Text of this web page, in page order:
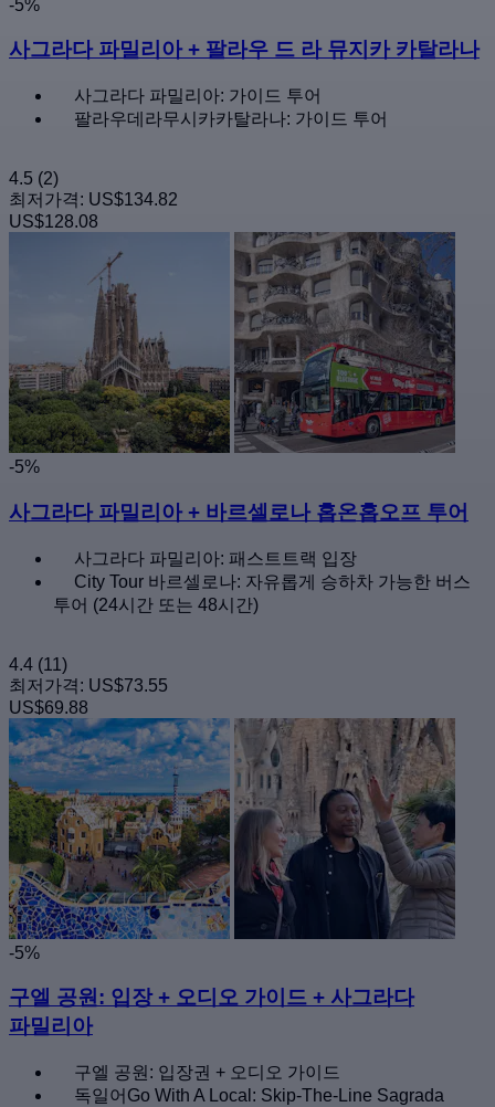
-5%
사그라다 파밀리아 + 팔라우 드 라 뮤지카 카탈라나
사그라다 파밀리아: 가이드 투어
팔라우데라무시카카탈라나: 가이드 투어
4.5 (2)
최저가격: US$134.82
US$128.08
-5%
사그라다 파밀리아 + 바르셀로나 홉온홉오프 투어
사그라다 파밀리아: 패스트트랙 입장
City Tour 바르셀로나: 자유롭게 승하차 가능한 버스
투어 (24시간 또는 48시간)
4.4 (11)
최저가격: US$73.55
US$69.88
-5%
구엘 공원: 입장 + 오디오 가이드 + 사그라다
파밀리아
구엘 공원: 입장권 + 오디오 가이드
독일어Go With A Local: Skip-The-Line Sagrada